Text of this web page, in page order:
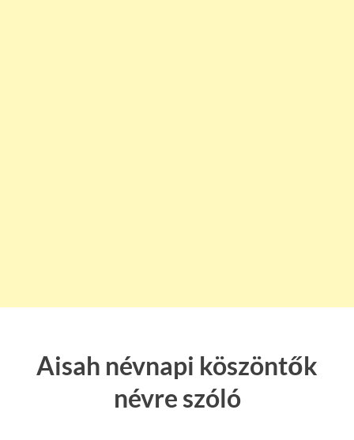
Aisah névnapi köszöntők
névre szóló